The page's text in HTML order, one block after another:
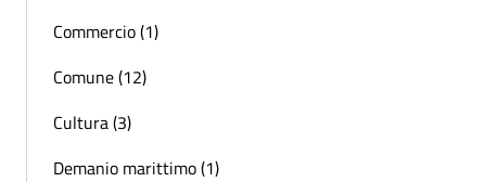
Commercio (1)
Comune (12)
Cultura (3)
Demanio marittimo (1)